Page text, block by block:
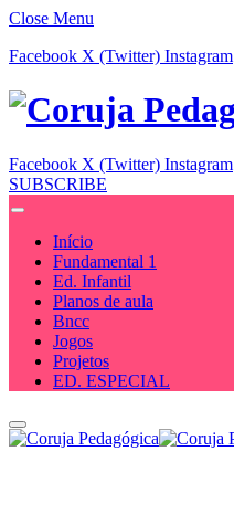
Close Menu
Facebook X (Twitter) Instagram
Facebook X (Twitter) Instagram
SUBSCRIBE
Início
Fundamental 1
Ed. Infantil
Planos de aula
Bncc
Jogos
Projetos
ED. ESPECIAL